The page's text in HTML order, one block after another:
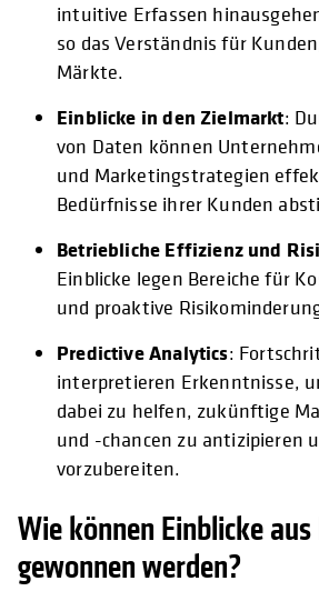
intuitive Erfassen
so das Verständnis für
Märkte.
Einblicke in den Zielmarkt:
von Daten können
und Marketingstrategien
Bedürfnisse ihrer Kunden
Betriebliche Effizienz und
Einblicke legen Bereiche für
und proaktive
Predictive Analytics:
interpretieren Erkenntnisse,
dabei zu helfen, zukünftige
und -chancen zu antizipieren
vorzubereiten.
Wie können Einblicke
gewonnen werden?